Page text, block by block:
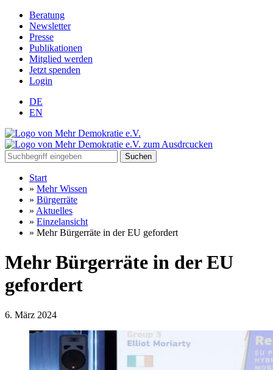
Beratung
Newsletter
Presse
Publikationen
Mitglied werden
Jetzt spenden
Login
DE
EN
Suchen
Start
» Mehr Wissen
» Bürgerräte
» Aktuelles
» Einzelansicht
» Mehr Bürgerräte in der EU gefordert
Mehr Bürgerräte in der EU
gefordert
6. März 2024